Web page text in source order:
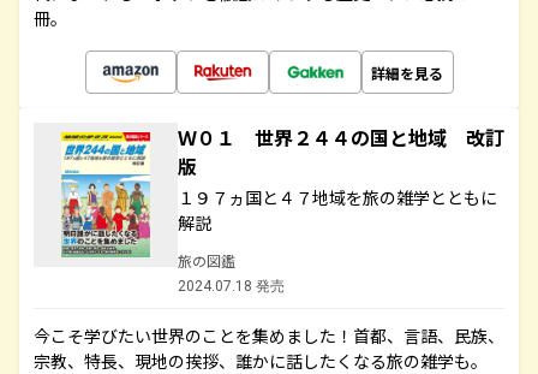
冊。
詳細を見る
Ｗ０１ 世界２４４の国と地域 改訂
版
１９７ヵ国と４７地域を旅の雑学とともに
解説
旅の図鑑
2024.07.18 発売
今こそ学びたい世界のことを集めました！首都、言語、民族、
宗教、特長、現地の挨拶、誰かに話したくなる旅の雑学も。